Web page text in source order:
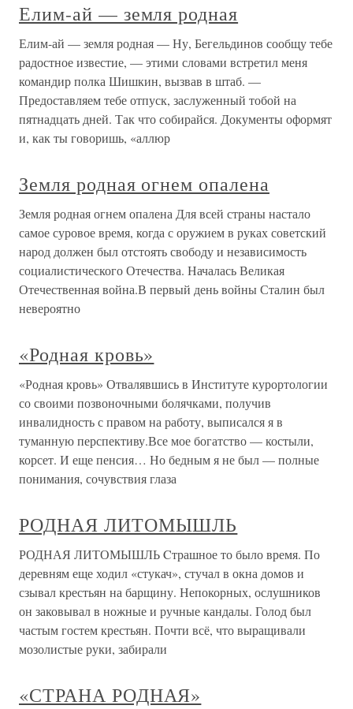
Елим-ай — земля родная
Елим-ай — земля родная — Ну, Бегельдинов сообщу тебе
радостное известие, — этими словами встретил меня
командир полка Шишкин, вызвав в штаб. —
Предоставляем тебе отпуск, заслуженный тобой на
пятнадцать дней. Так что собирайся. Документы оформят
и, как ты говоришь, «аллюр
Земля родная огнем опалена
Земля родная огнем опалена Для всей страны настало
самое суровое время, когда с оружием в руках советский
народ должен был отстоять свободу и независимость
социалистического Отечества. Началась Великая
Отечественная война.В первый день войны Сталин был
невероятно
«Родная кровь»
«Родная кровь» Отвалявшись в Институте курортологии
со своими позвоночными болячками, получив
инвалидность с правом на работу, выписался я в
туманную перспективу.Все мое богатство — костыли,
корсет. И еще пенсия… Но бедным я не был — полные
понимания, сочувствия глаза
РОДНАЯ ЛИТОМЫШЛЬ
РОДНАЯ ЛИТОМЫШЛЬ Cтрашное то было время. По
деревням еще ходил «стукач», стучал в окна домов и
сзывал крестьян на барщину. Непокорных, ослушников
он заковывал в ножные и ручные кандалы. Голод был
частым гостем крестьян. Почти всё, что выращивали
мозолистые руки, забирали
«СТРАНА РОДНАЯ»